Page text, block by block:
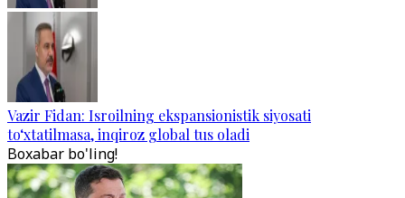
Vazir Fidan: Isroilning ekspansionistik siyosati
to‘xtatilmasa, inqiroz global tus oladi
Boxabar bo'ling!